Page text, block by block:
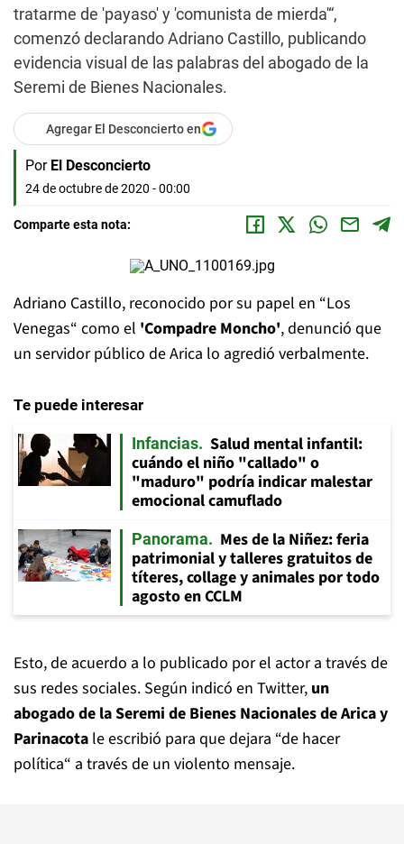
tratarme de 'payaso' y 'comunista de mierda'“,
comenzó declarando Adriano Castillo, publicando
evidencia visual de las palabras del abogado de la
Seremi de Bienes Nacionales.
Agregar El Desconcierto en
Por El Desconcierto
24 de octubre de 2020 - 00:00
Comparte esta nota:
Adriano Castillo, reconocido por su papel en “Los
Venegas“ como el 'Compadre Moncho', denunció que
un servidor público de Arica lo agredió verbalmente.
Te puede interesar
Infancias
Salud mental infantil:
cuándo el niño "callado" o
"maduro" podría indicar malestar
emocional camuflado
Panorama
Mes de la Niñez: feria
patrimonial y talleres gratuitos de
títeres, collage y animales por todo
agosto en CCLM
Esto, de acuerdo a lo publicado por el actor a través de
sus redes sociales. Según indicó en Twitter, un
abogado de la Seremi de Bienes Nacionales de Arica y
Parinacota le escribió para que dejara “de hacer
política“ a través de un violento mensaje.